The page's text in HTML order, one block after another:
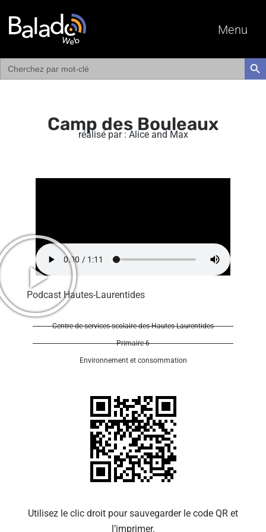
Menu
Search
for:
Camp des Bouleaux
réalisé par : Alice and Max
Podcast Hautes-Laurentides
Centre de services scolaire des Hautes-Laurentides
Primaire 6
Environnement et consommation
Utilisez le clic droit pour sauvegarder le code QR et
l’imprimer.